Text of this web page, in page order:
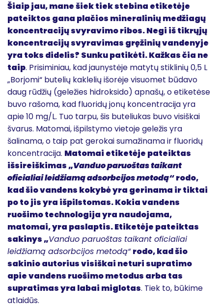
Šiaip jau, mane šiek tiek stebina etiketėje
pateiktos gana plačios mineralinių medžiagų
koncentracijų svyravimo ribos. Negi iš tikrųjų
koncentracijų svyravimas gręžinių vandenyje
yra toks didelis? Sunku patikėti. Kažkas čia ne
taip. Prisiminiau, kad jaunystėje matytų stiklinių 0,5 L
„Borjomi“ butelių kaklelių išorėje visuomet būdavo
daug rūdžių (geležies hidroksido) apnašų, o etiketėse
buvo rašoma, kad fluoridų jonų koncentracija yra
apie 10 mg/L. Tuo tarpu, šis buteliukas buvo visiškai
švarus. Matomai, išpilstymo vietoje geležis yra
šalinama, o taip pat gerokai sumažinama ir fluoridų
koncentracija. Matomai etiketėje pateiktas
išsireiškimas „Vanduo paruoštas taikant
oficialiai leidžiamą adsorbcijos metodą“rodo,
kad šio vandens kokybė yra gerinama ir tiktai
po to jis yra išpilstomas. Kokia vandens
ruošimo technologija yra naudojama,
matomai, yra paslaptis. Etiketėje pateiktas
sakinys „Vanduo paruoštas taikant oficialiai
leidžiamą adsorbcijos metodą“ rodo, kad šio
sakinio autorius visiškai neturi supratimo
apie vandens ruošimo metodus arba tas
supratimas yra labai miglotas. Tiek to, būkime
atlaidūs.